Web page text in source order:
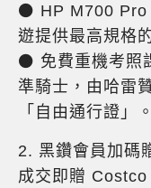
⚫ HP M700 Pro
遊提供最高規格
⚫ 免費重機考照
準騎士，由哈雷
「自由通行證」。
2. 黑鑽會員加碼
成交即贈